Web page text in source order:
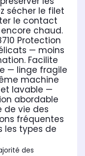
le contact
chaud.
— moins
— linge fragile
machine
de vie des
les types de
des